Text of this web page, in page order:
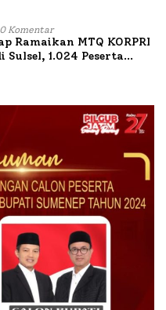
0 Komentar
Ramaikan MTQ KORPRI
Sulsel, 1.024 Peserta